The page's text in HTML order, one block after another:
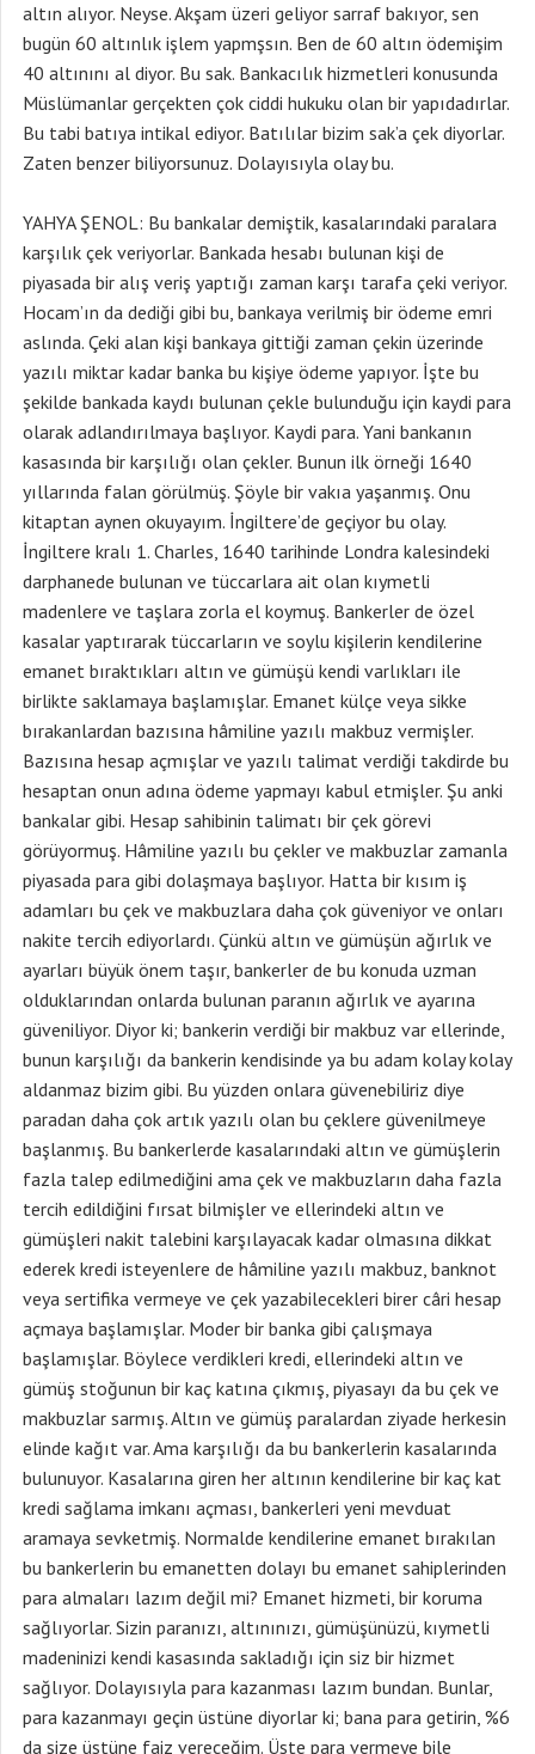
altın alıyor. Neyse. Akşam üzeri geliyor sarraf bakıyor, sen
bugün 60 altınlık işlem yapmşsın. Ben de 60 altın ödemişim
40 altınını al diyor. Bu sak. Bankacılık hizmetleri konusunda
Müslümanlar gerçekten çok ciddi hukuku olan bir yapıdadırlar.
Bu tabi batıya intikal ediyor. Batılılar bizim sak’a çek diyorlar.
Zaten benzer biliyorsunuz. Dolayısıyla olay bu.
YAHYA ŞENOL: Bu bankalar demiştik, kasalarındaki paralara
karşılık çek veriyorlar. Bankada hesabı bulunan kişi de
piyasada bir alış veriş yaptığı zaman karşı tarafa çeki veriyor.
Hocam’ın da dediği gibi bu, bankaya verilmiş bir ödeme emri
aslında. Çeki alan kişi bankaya gittiği zaman çekin üzerinde
yazılı miktar kadar banka bu kişiye ödeme yapıyor. İşte bu
şekilde bankada kaydı bulunan çekle bulunduğu için kaydi para
olarak adlandırılmaya başlıyor. Kaydi para. Yani bankanın
kasasında bir karşılığı olan çekler. Bunun ilk örneği 1640
yıllarında falan görülmüş. Şöyle bir vakıa yaşanmış. Onu
kitaptan aynen okuyayım. İngiltere’de geçiyor bu olay.
İngiltere kralı 1. Charles, 1640 tarihinde Londra kalesindeki
darphanede bulunan ve tüccarlara ait olan kıymetli
madenlere ve taşlara zorla el koymuş. Bankerler de özel
kasalar yaptırarak tüccarların ve soylu kişilerin kendilerine
emanet bıraktıkları altın ve gümüşü kendi varlıkları ile
birlikte saklamaya başlamışlar. Emanet külçe veya sikke
bırakanlardan bazısına hâmiline yazılı makbuz vermişler.
Bazısına hesap açmışlar ve yazılı talimat verdiği takdirde bu
hesaptan onun adına ödeme yapmayı kabul etmişler. Şu anki
bankalar gibi. Hesap sahibinin talimatı bir çek görevi
görüyormuş. Hâmiline yazılı bu çekler ve makbuzlar zamanla
piyasada para gibi dolaşmaya başlıyor. Hatta bir kısım iş
adamları bu çek ve makbuzlara daha çok güveniyor ve onları
nakite tercih ediyorlardı. Çünkü altın ve gümüşün ağırlık ve
ayarları büyük önem taşır, bankerler de bu konuda uzman
olduklarından onlarda bulunan paranın ağırlık ve ayarına
güveniliyor. Diyor ki; bankerin verdiği bir makbuz var ellerinde,
bunun karşılığı da bankerin kendisinde ya bu adam kolay kolay
aldanmaz bizim gibi. Bu yüzden onlara güvenebiliriz diye
paradan daha çok artık yazılı olan bu çeklere güvenilmeye
başlanmış. Bu bankerlerde kasalarındaki altın ve gümüşlerin
fazla talep edilmediğini ama çek ve makbuzların daha fazla
tercih edildiğini fırsat bilmişler ve ellerindeki altın ve
gümüşleri nakit talebini karşılayacak kadar olmasına dikkat
ederek kredi isteyenlere de hâmiline yazılı makbuz, banknot
veya sertifika vermeye ve çek yazabilecekleri birer câri hesap
açmaya başlamışlar. Moder bir banka gibi çalışmaya
başlamışlar. Böylece verdikleri kredi, ellerindeki altın ve
gümüş stoğunun bir kaç katına çıkmış, piyasayı da bu çek ve
makbuzlar sarmış. Altın ve gümüş paralardan ziyade herkesin
elinde kağıt var. Ama karşılığı da bu bankerlerin kasalarında
bulunuyor. Kasalarına giren her altının kendilerine bir kaç kat
kredi sağlama imkanı açması, bankerleri yeni mevduat
aramaya sevketmiş. Normalde kendilerine emanet bırakılan
bu bankerlerin bu emanetten dolayı bu emanet sahiplerinden
para almaları lazım değil mi? Emanet hizmeti, bir koruma
sağlıyorlar. Sizin paranızı, altınınızı, gümüşünüzü, kıymetli
madeninizi kendi kasasında sakladığı için siz bir hizmet
sağlıyor. Dolayısıyla para kazanması lazım bundan. Bunlar,
para kazanmayı geçin üstüne diyorlar ki; bana para getirin, %6
da size üstüne faiz vereceğim. Üste para vermeye bile